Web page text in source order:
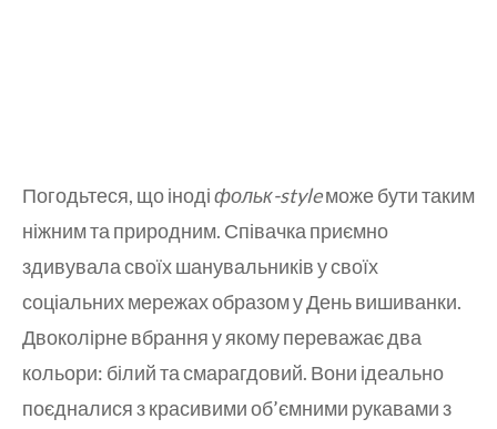
Погодьтеся, що інодіфольк-styleможе бути таким
ніжним та природним. Співачка приємно
здивувала своїх шанувальників у своїх
соціальних мережах образом у День вишиванки.
Двоколірне вбрання у якому переважає два
кольори: білий та смарагдовий. Вони ідеально
поєдналися з красивими об’ємними рукавами з